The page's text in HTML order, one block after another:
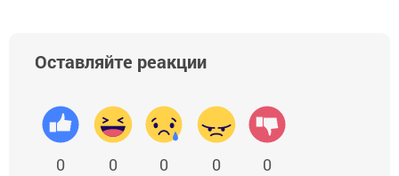
Оставляйте реакции
0 0 0 0 0